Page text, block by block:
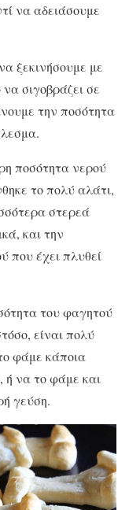
να αδειάσουμε
ξεκινήσουμε με
σιγοβράζει σε
την ποσότητα
ποσότητα νερού
το πολύ αλάτι,
στερεά
και την
που έχει πλυθεί
του φαγητού
είναι πολύ
φάμε κάποια
ή να το φάμε και
γεύση.